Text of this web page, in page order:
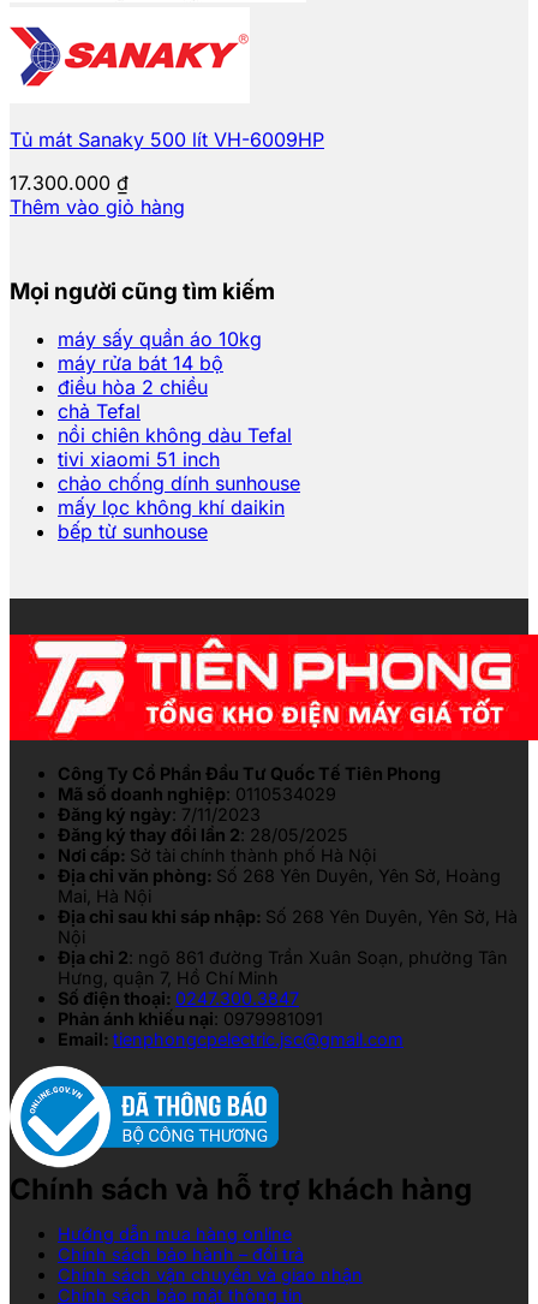
Tủ mát Sanaky 500 lít VH-6009HP
17.300.000 ₫
Thêm vào giỏ hàng
Mọi người cũng tìm kiếm
máy sấy quần áo 10kg
máy rửa bát 14 bộ
điều hòa 2 chiều
chả Tefal
nồi chiên không dàu Tefal
tivi xiaomi 51 inch
chảo chống dính sunhouse
mấy lọc không khí daikin
bếp từ sunhouse
Công Ty Cổ Phần Đầu Tư Quốc Tế Tiên Phong
Mã số doanh nghiệp: 0110534029
Đăng ký ngày: 7/11/2023
Đăng ký thay đổi lần 2: 28/05/2025
Nơi cấp: Sở tài chính thành phố Hà Nội
Địa chỉ văn phòng: Số 268 Yên Duyên, Yên Sở, Hoàng
Mai, Hà Nội
Địa chỉ sau khi sáp nhập: Số 268 Yên Duyên, Yên Sở, Hà
Nội
Địa chỉ 2: ngõ 861 đường Trần Xuân Soạn, phường Tân
Hưng, quận 7, Hồ Chí Minh
Số điện thoại: 0247.300.3847
Phản ánh khiếu nại: 0979981091
Email: tienphongcpelectric.jsc@gmail.com
Chính sách và hỗ trợ khách hàng
Hướng dẫn mua hàng online
Chính sách bảo hành – đổi trả
Chính sách vận chuyển và giao nhận
Chính sách bảo mật thông tin